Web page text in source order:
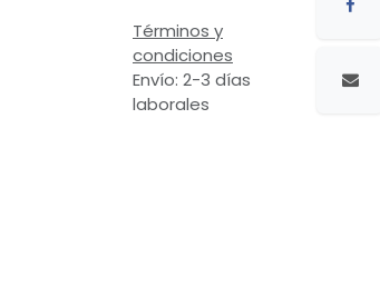
Términos y
condiciones
Envío: 2-3 días
laborales